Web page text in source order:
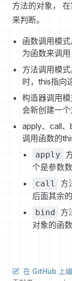
方法的对象，
来判断。
函数调用模
为函数来调用
方法调用模
时，this指向
构造器调用
会新创建一
apply、call
调用函数的
apply
个是参数数
call
方
后面其余
bind
方
对象的函数
在 GitHub 上